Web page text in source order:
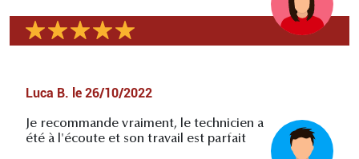
Luca B. le 26/10/2022
Je recommande vraiment, le technicien a
été à l'écoute et son travail est parfait